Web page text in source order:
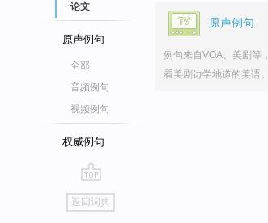
论文
原声例句
全部
音频例句
视频例句
权威例句
go
top
返回词典
原声例句
例句来自VOA、美剧等
看美剧边学地道的美语。